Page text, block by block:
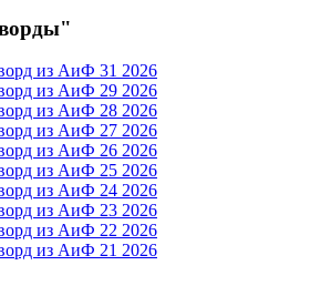
из АиФ 31 2026
из АиФ 29 2026
из АиФ 28 2026
из АиФ 27 2026
из АиФ 26 2026
из АиФ 25 2026
из АиФ 24 2026
из АиФ 23 2026
из АиФ 22 2026
из АиФ 21 2026